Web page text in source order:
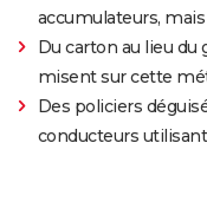
accumulateurs,
Du carton au lieu du
misent sur cette
Des policiers
conducteurs